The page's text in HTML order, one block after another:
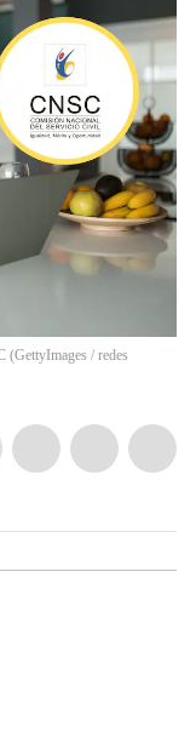
(GettyImages / redes